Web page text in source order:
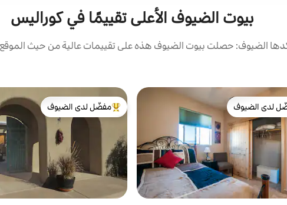
بيوت الضيوف الأعلى تقييمًا في كوراليس
الضيوف: حصلت بيوت الضيوف هذه على تقييمات عالية من حيث الموقع
لدى الضيوف
لدى الضيوف
من أبرز البيوت المفضّلة لدى الضيوف
مفضّل لدى الضيوف